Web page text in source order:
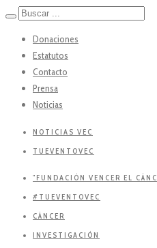
Donaciones
Estatutos
Contacto
Prensa
Noticias
NOTICIAS VEC
TUEVENTOVEC
"FUNDACIÓN VENCER EL
#TUEVENTOVEC
CÁNCER
INVESTIGACIÓN